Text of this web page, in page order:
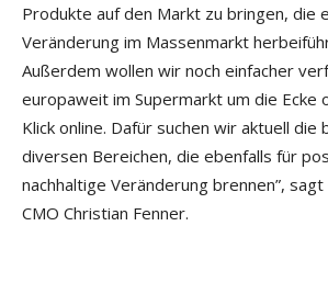
Produkte auf den Markt zu bringen, die
Veränderung im Massenmarkt
Außerdem wollen wir noch einfacher
europaweit im Supermarkt um die Ecke
Klick online. Dafür suchen wir aktuell die
diversen Bereichen, die ebenfalls für
nachhaltige Veränderung brennen”,
CMO Christian Fenner.